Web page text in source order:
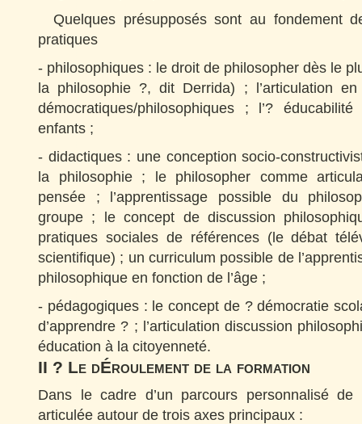
Quelques présupposés sont au fondement
pratiques
- philosophiques : le droit de philosopher dès le
la philosophie ?, dit Derrida) ; l’articulation
démocratiques/philosophiques ; l’?
enfants ;
- didactiques : une conception socio-
la philosophie ; le philosopher comme
pensée ; l’apprentissage possible du
groupe ; le concept de discussion
pratiques sociales de références (le débat
scientifique) ; un curriculum possible de
philosophique en fonction de l’âge ;
- pédagogiques : le concept de ? démocratie
d’apprendre ? ; l’articulation discussion
éducation à la citoyenneté.
II ? Le dÉroulement de la formation
Dans le cadre d’un parcours personnalisé de
articulée autour de trois axes principaux :